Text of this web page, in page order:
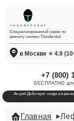
Специализированный сервис по
ремонту техники Thunderobot
в Москве ⭐ 4.9
+7 (800)
БЕСПЛАТНО для
Акция! Действует скидка в
Главная